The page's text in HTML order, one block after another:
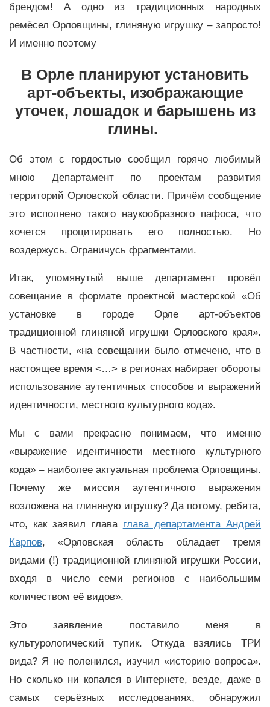
брендом! А одно из традиционных народных
ремёсел Орловщины, глиняную игрушку – запросто!
И именно поэтому
В Орле планируют установить
арт-объекты, изображающие
уточек, лошадок и барышень из
глины.
Об этом с гордостью сообщил горячо любимый
мною Департамент по проектам развития
территорий Орловской области. Причём сообщение
это исполнено такого наукообразного пафоса, что
хочется процитировать его полностью. Но
воздержусь. Ограничусь фрагментами.
Итак, упомянутый выше департамент провёл
совещание в формате проектной мастерской «Об
установке в городе Орле арт-объектов
традиционной глиняной игрушки Орловского края».
В частности, «на совещании было отмечено, что в
настоящее время <…> в регионах набирает обороты
использование аутентичных способов и выражений
идентичности, местного культурного кода».
Мы с вами прекрасно понимаем, что именно
«выражение идентичности местного культурного
кода» – наиболее актуальная проблема Орловщины.
Почему же миссия аутентичного выражения
возложена на глиняную игрушку? Да потому, ребята,
что, как заявил глава глава департамента Андрей
Карпов, «Орловская область обладает тремя
видами (!) традиционной глиняной игрушки России,
входя в число семи регионов с наибольшим
количеством её видов».
Это заявление поставило меня в
культурологический тупик. Откуда взялись ТРИ
вида? Я не поленился, изучил «историю вопроса».
Но сколько ни копался в Интернете, везде, даже в
самых серьёзных исследованиях, обнаружил